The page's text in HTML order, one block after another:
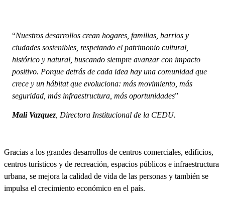
“Nuestros desarrollos crean hogares, familias, barrios y
ciudades sostenibles, respetando el patrimonio cultural,
histórico y natural, buscando siempre avanzar con impacto
positivo. Porque detrás de cada idea hay una comunidad que
crece y un hábitat que evoluciona: más movimiento, más
seguridad, más infraestructura, más oportunidades”
Mali Vazquez , Directora Institucional de la CEDU.
Gracias a los grandes desarrollos de centros comerciales, edificios,
centros turísticos y de recreación, espacios públicos e infraestructura
urbana, se mejora la calidad de vida de las personas y también se
impulsa el crecimiento económico en el país.